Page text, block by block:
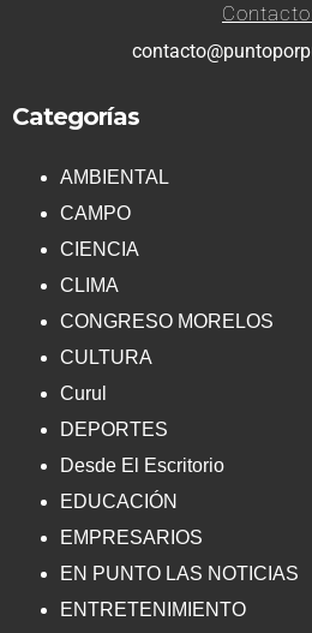
Contacto:
Categorías
AMBIENTAL
CAMPO
CIENCIA
CLIMA
CONGRESO MORELOS
CULTURA
Curul
DEPORTES
Desde El Escritorio
EDUCACIÓN
EMPRESARIOS
EN PUNTO LAS NOTICIAS
ENTRETENIMIENTO